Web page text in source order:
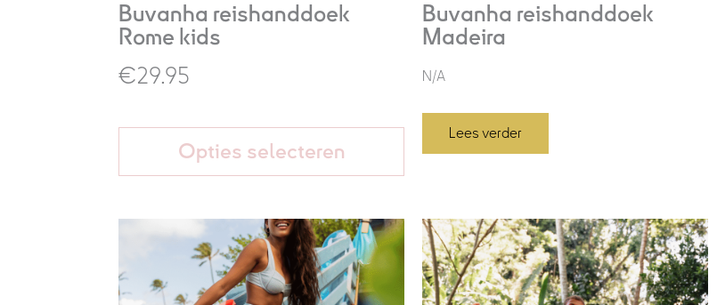
Buvanha reishanddoek
Rome kids
€29.95
Opties selecteren
Buvanha reishanddoek
Madeira
N/A
Lees verder